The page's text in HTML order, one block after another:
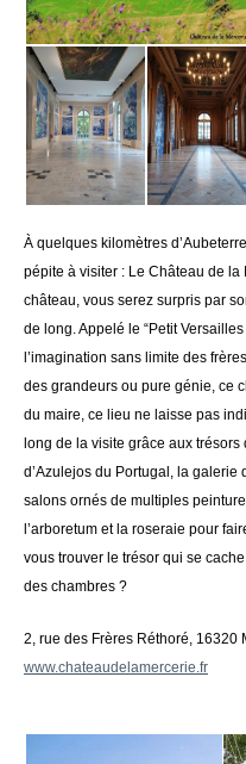
À quelques kilomètres
pépite à visiter : Le Château de
château, vous serez surpris par
de long. Appelé le “Petit
l’imagination sans limite des
des grandeurs ou pure génie, ce
du maire, ce lieu ne laisse pas
long de la visite grâce aux
d’Azulejos du Portugal, la galerie
salons ornés de multiples
l’arboretum et la roseraie pour
vous trouver le trésor qui se
des chambres ?
2, rue des Frères Réthoré, 16320
www.chateaudelamercerie.fr